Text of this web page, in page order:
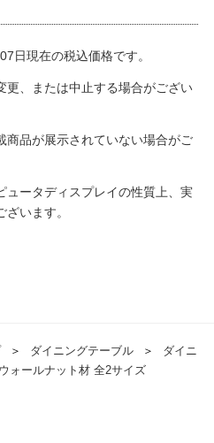
日現在の税込価格です。
、または中止する場合がござい
品が展示されていない場合がご
ータディスプレイの性質上、実
います。
＞ ダイニングテーブル ＞
ダイニ
ォールナット材 全2サイズ